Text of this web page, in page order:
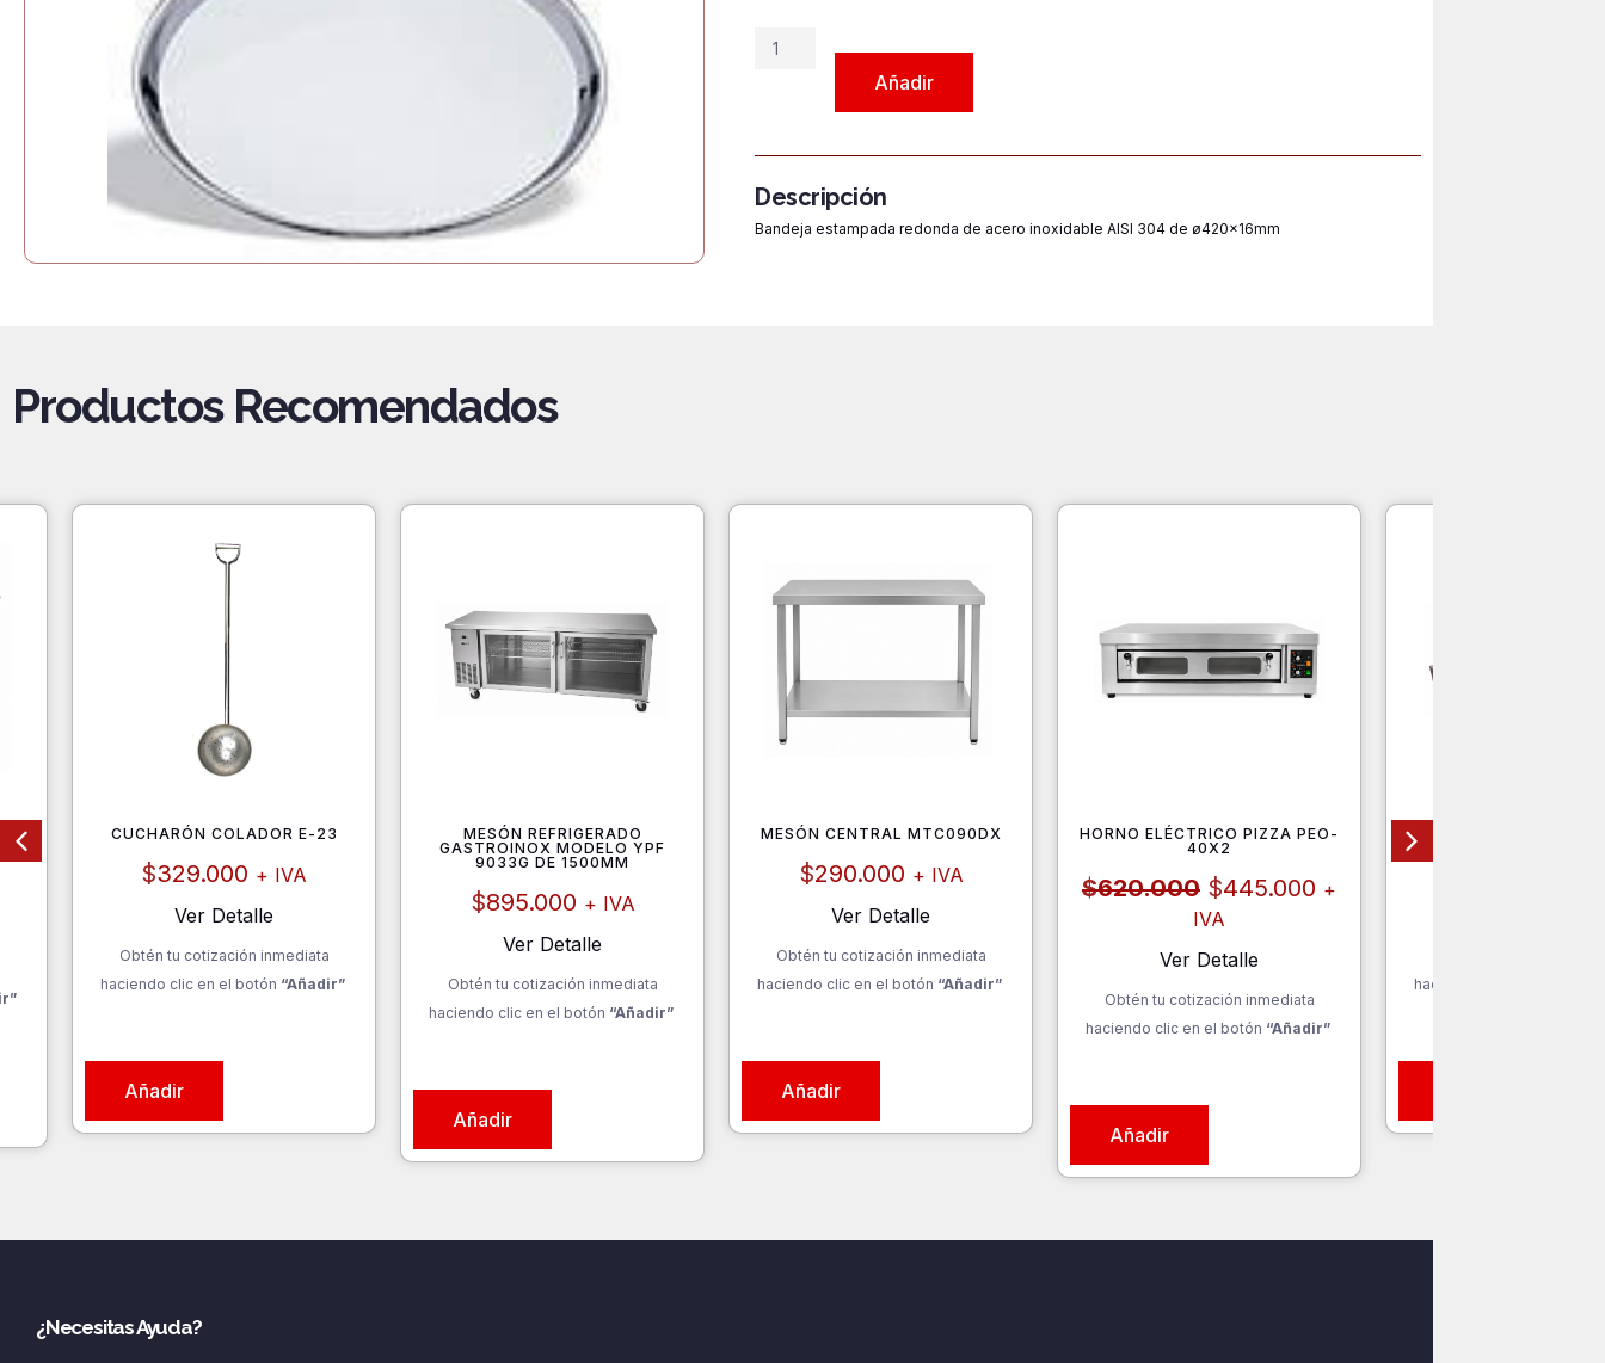
Bandeja
Añadir
Descripción
Bandeja estampada redonda de acero inoxidable AISI 304 de ø420x16mm
Productos Recomendados
CUCHARÓN COLADOR E-23
$329.000 + IVA
Ver Detalle
Obtén tu cotización inmediata
haciendo clic en el botón “Añadir”
Añadir
MESÓN REFRIGERADO
GASTROINOX MODELO YPF
9033G DE 1500MM
$895.000 + IVA
Ver Detalle
Obtén tu cotización inmediata
haciendo clic en el botón “Añadir”
Añadir
MESÓN CENTRAL MTC090DX
$290.000 + IVA
Ver Detalle
Obtén tu cotización inmediata
haciendo clic en el botón “Añadir”
Añadir
HORNO ELÉCTRICO PIZZA PEO-
40X2
$620.000
El
precio
original
era:
$445.000 precio
$445.000.
+
IVA
Ver Detalle
Obtén tu cotización inmediata
haciendo clic en el botón “Añadir”
Añadir
haciendo clic en el botón
¿Necesitas Ayuda?